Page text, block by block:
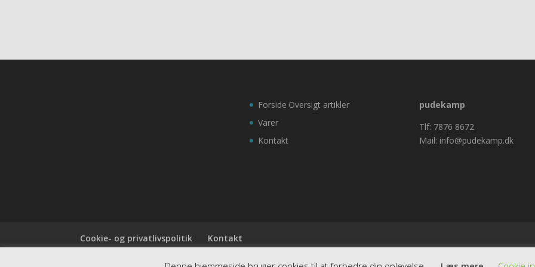
Forside
Varer
Kontakt
Oversigt artikler
pudekamp
Tlf: 7876 8672
Mail: info@pudekamp.dk
Cookie- og privatlivspolitik Kontakt